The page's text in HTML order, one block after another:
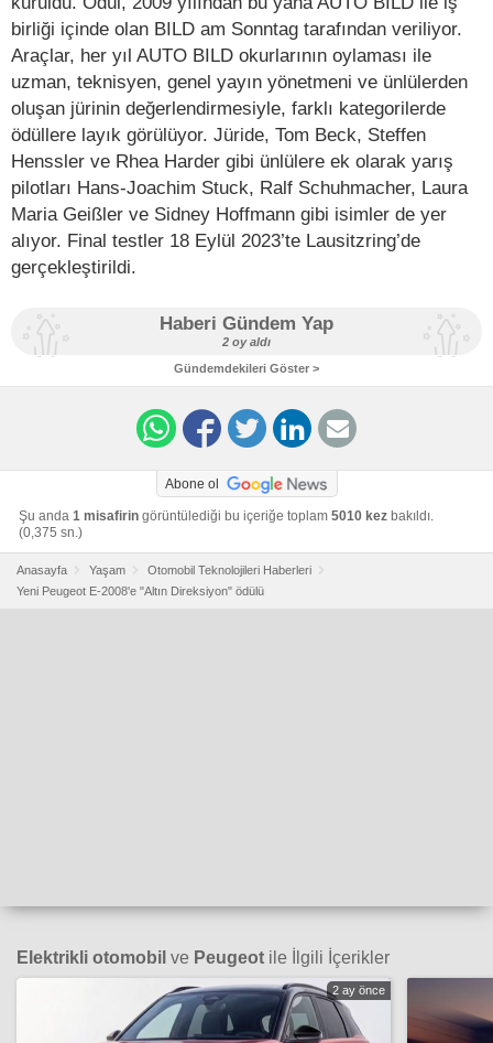
birliği içinde olan BILD am Sonntag tarafından veriliyor.
Araçlar, her yıl AUTO BILD okurlarının oylaması ile
uzman, teknisyen, genel yayın yönetmeni ve ünlülerden
oluşan jürinin değerlendirmesiyle, farklı kategorilerde
ödüllere layık görülüyor. Jüride, Tom Beck, Steffen
Henssler ve Rhea Harder gibi ünlülere ek olarak yarış
pilotları Hans-Joachim Stuck, Ralf Schuhmacher, Laura
Maria Geißler ve Sidney Hoffmann gibi isimler de yer
alıyor. Final testler 18 Eylül 2023’te Lausitzring’de
gerçekleştirildi.
Haberi Gündem Yap
2 oy aldı
Gündemdekileri Göster >
Abone ol
Şu anda 1 misafirin görüntülediği bu içeriğe toplam 5010 kez bakıldı.
(0,375 sn.)
Anasayfa Yaşam
Otomobil Teknolojileri Haberleri
Yeni Peugeot E-2008'e "Altın Direksiyon" ödülü
Elektrikli otomobil ve Peugeot ile İlgili İçerikler
2 ay önce